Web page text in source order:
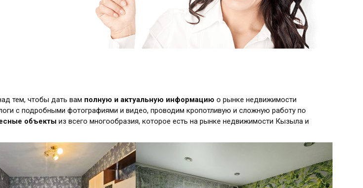
тем, чтобы дать вам полную и актуальную информацию о рынке недвижимости
с подробными фотографиями и видео, проводим кропотливую и сложную работу по
объекты из всего многообразия, которое есть на рынке недвижимости Кызыла и